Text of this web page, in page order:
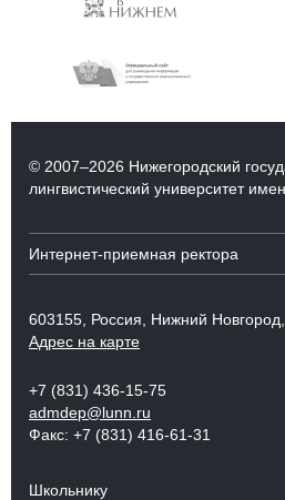
© 2007–2026 Нижегородский
лингвистический университет
Интернет-приемная ректора
603155, Россия, Нижний
Адрес на карте
+7 (831) 436-15-75
admdep@lunn.ru
Факс: +7 (831) 416-61-31
Школьнику